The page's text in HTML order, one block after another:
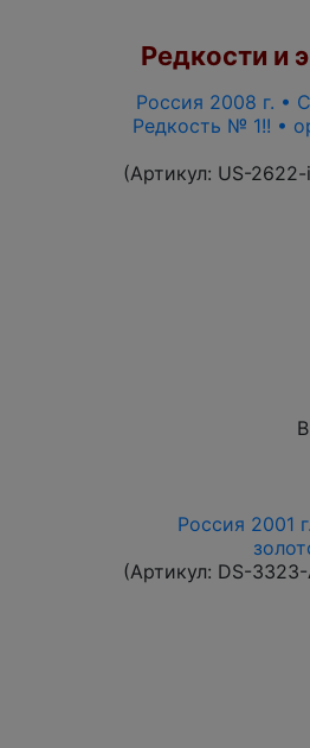
Редкости и
Россия 2008 г. •
Редкость № 1!! •
(Артикул: US-
Россия 2001
(Артикул: DS-